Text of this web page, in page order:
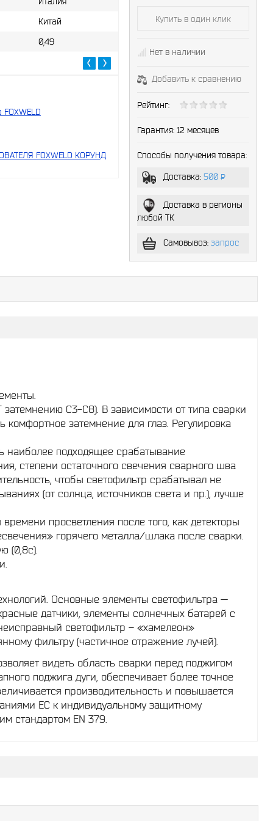
Китай
0,49
FOXWELD КОРУНД
Купить в один клик
Нет в наличии
Добавить к сравнению
Рейтинг:
Гарантия: 12 месяцев
Способы получения товара:
Доставка: 500P
-
Доставка в регионы
любой ТК
Самовывоз: запрос
затемнению С3-С8). В зависимости от типа сварки
затемнение для глаз. Регулировка
наиболее подходящее срабатывание
степени остаточного свечения сварного шва
чтобы светофильтр срабатывал не
(от солнца, источников света и пр.), лучше
просветления после того, как детекторы
горячего металла/шлака после сварки.
(0,8с).
Основные элементы светофильтра —
датчики, элементы солнечных батарей с
светофильтр – «хамелеон»
фильтру (частичное отражение лучей).
видеть область сварки перед поджигом
поджига дуги, обеспечивает более точное
производительность и повышается
ЕС к индивидуальному защитному
стандартом EN 379.